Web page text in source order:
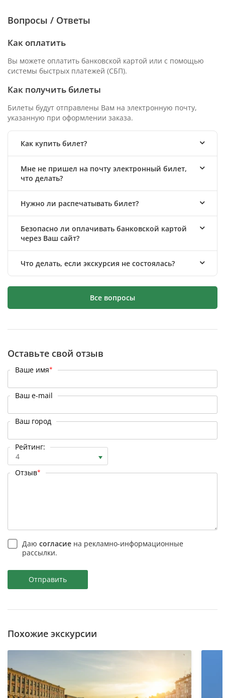
Вопросы / Ответы
Как оплатить
Вы можете оплатить банковской картой или с помощью
системы быстрых платежей (СБП).
Как получить билеты
Билеты будут отправлены Вам на электронную почту,
указанную при оформлении заказа.
Как купить билет?
Мне не пришел на почту электронный билет,
что делать?
Нужно ли распечатывать билет?
Безопасно ли оплачивать банковской картой
через Ваш сайт?
Что делать, если экскурсия не состоялась?
Все вопросы
Оставьте свой отзыв
Ваше имя*
Ваш e-mail
Ваш город
Рейтинг:
4
Отзыв*
Даю согласие на рекламно-информационные
рассылки.
Отправить
Похожие экскурсии